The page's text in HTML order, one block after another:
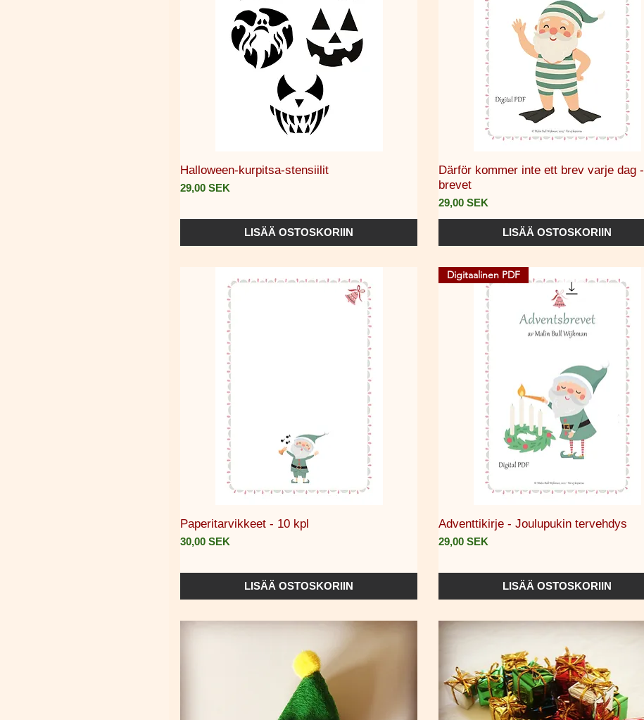
Pikakatselu
Halloween-kurpitsa-stensiilit
Hinta
29,00 SEK
LISÄÄ OSTOSKORIIN
Pikakatselu
Därför kommer inte ett brev varje dag -
brevet
Hinta
29,00 SEK
LISÄÄ OSTOSKORIIN
Pikakatselu
Paperitarvikkeet - 10 kpl
Hinta
30,00 SEK
LISÄÄ OSTOSKORIIN
Pikakatselu
Digitaalinen PDF
Adventtikirje - Joulupukin tervehdys
Hinta
29,00 SEK
LISÄÄ OSTOSKORIIN